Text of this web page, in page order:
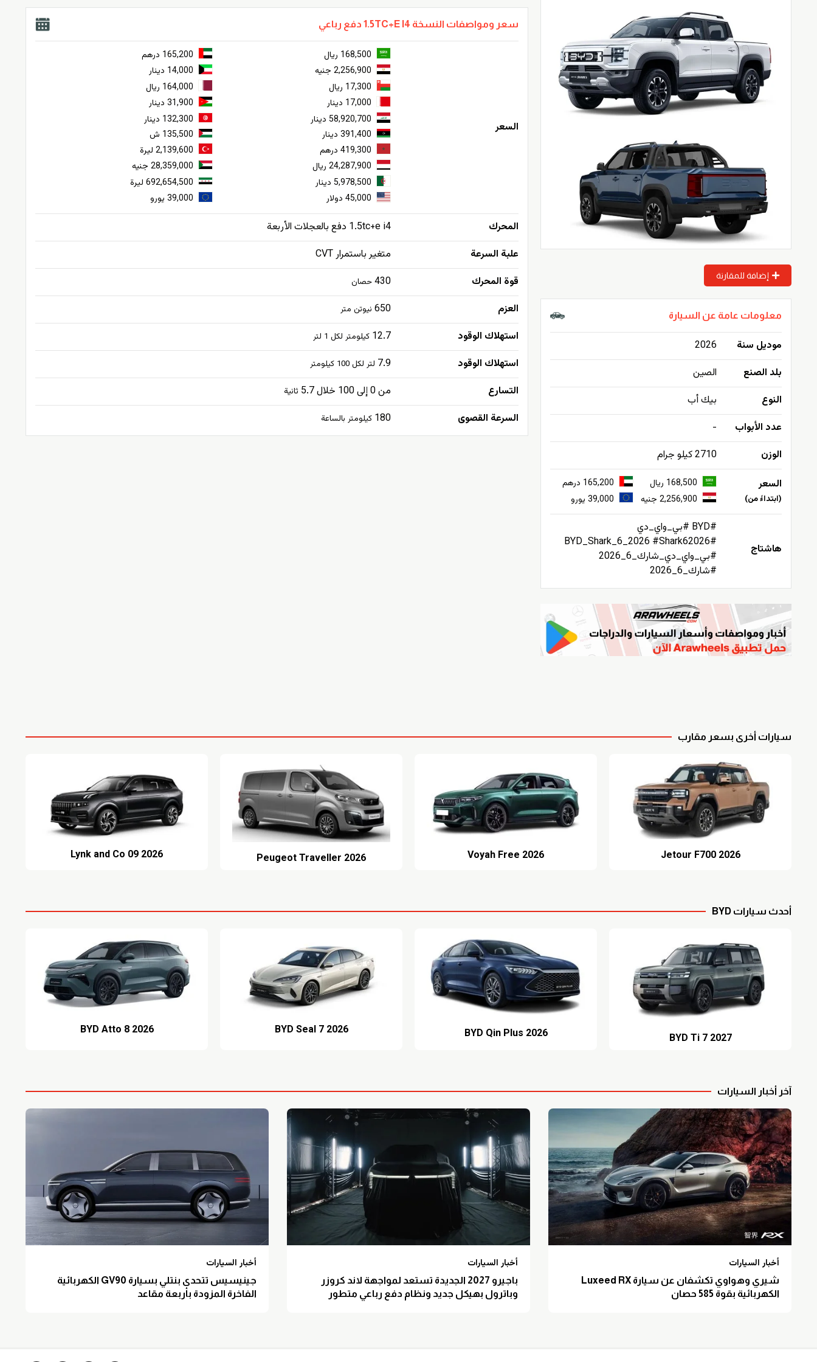
إضافة للمقارنة
معلومات عامة عن السيارة
موديل سنة
2026
بلد الصنع
الصين
النوع
بيك أب
عدد الأبواب
-
الوزن
2710 كيلو جرام
السعر
(ابتداءً من)
168,500 ريال
165,200 درهم
2,256,900 جنيه
39,000 يورو
هاشتاج
#BYD #بي_واي_دي
#BYD_Shark_6_2026 #Shark62026
#بي_واي_دي_شارك_6_2026
#شارك_6_2026
سعر ومواصفات النسخة 1.5TC+E I4 دفع رباعي
السعر
168,500 ريال
165,200 درهم
2,256,900 جنيه
14,000 دينار
17,300 ريال
164,000 ريال
17,000 دينار
31,900 دينار
58,920,700 دينار
132,300 دينار
391,400 دينار
135,500 ش
419,300 درهم
2,139,600 ليرة
24,287,900 ريال
28,359,000 جنيه
5,978,500 دينار
692,654,500 ليرة
45,000 دولار
39,000 يورو
المحرك
1.5tc+e i4 دفع بالعجلات الأربعة
علبة السرعة
متغير باستمرار CVT
قوة المحرك
430 حصان
العزم 650 نيوتن متر
استهلاك الوقود 12.7 كيلومتر لكل 1 لتر
استهلاك الوقود 7.9 لتر لكل 100 كيلومتر
التسارع من 0 إلى 100 خلال 5.7 ثانية
السرعة القصوى 180 كيلومتر بالساعة
سيارات أخرى بسعر مقارب
Jetour F700 2026
Voyah Free 2026
Peugeot Traveller 2026
Lynk and Co 09 2026
أحدث سيارات BYD
BYD Ti 7 2027
BYD Qin Plus 2026
BYD Seal 7 2026
BYD Atto 8 2026
آخر أخبار السيارات
أخبار السيارات
شيري وهواوي تكشفان عن سيارة Luxeed RX
الكهربائية بقوة 585 حصان
أخبار السيارات
باجيرو 2027 الجديدة تستعد لمواجهة لاند كروزر
وباترول بهيكل جديد ونظام دفع رباعي متطور
أخبار السيارات
جينيسيس تتحدى بنتلي بسيارة GV90 الكهربائية
الفاخرة المزودة بأربعة مقاعد